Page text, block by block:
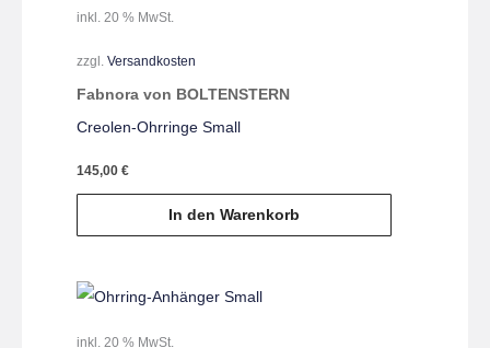
inkl. 20 % MwSt.
zzgl. Versandkosten
Fabnora von BOLTENSTERN
Creolen-Ohrringe Small
145,00 €
In den Warenkorb
inkl. 20 % MwSt.